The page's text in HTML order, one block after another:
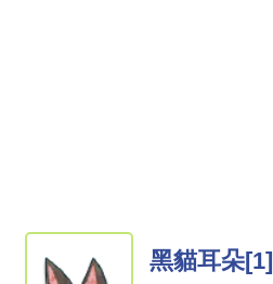
黑貓耳朵[1]